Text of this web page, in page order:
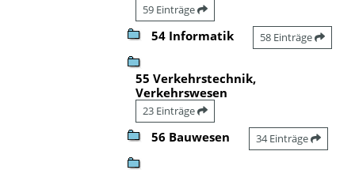
59 Einträge
54 Informatik 58 Einträge
55 Verkehrstechnik,
Verkehrswesen
23 Einträge
56 Bauwesen 34 Einträge